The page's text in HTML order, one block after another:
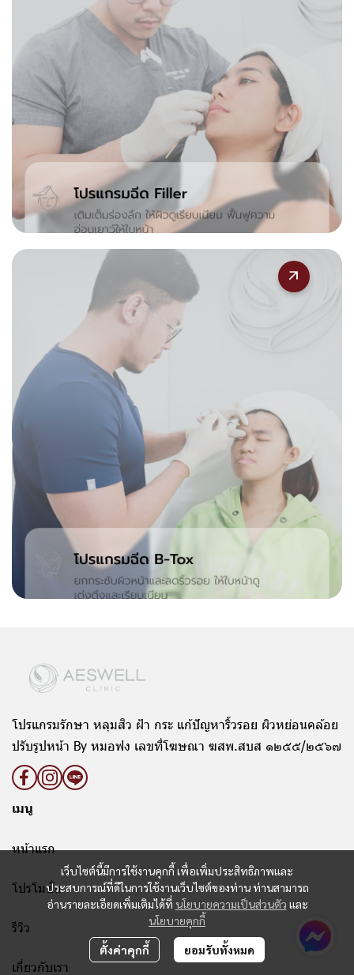
เว็บไซต์นี้มีการใช้งานคุกกี้ เพื่อเพิ่มประสิทธิภาพและ
ประสบการณ์ที่ดีในการใช้งานเว็บไซต์ของท่าน ท่านสามารถ
อ่านรายละเอียดเพิ่มเติมได้ที่ นโยบายความเป็นส่วนตัว และ
นโยบายคุกกี้
ตั้งค่าคุกกี้ ยอมรับทั้งหมด
โปรแกรมรักษา หลุมสิว ฝ้า กระ แก้ปัญหาริ้วรอย ผิวหย่อนคล้อย
ปรับรูปหน้า By หมอฟง เลขที่โฆษณา ฆสพ.สบส ๑๒๕๕/๒๕๖๗
เมนู
หน้าแรก
โปรโมชั่น
รีวิว
เกี่ยวกับเรา